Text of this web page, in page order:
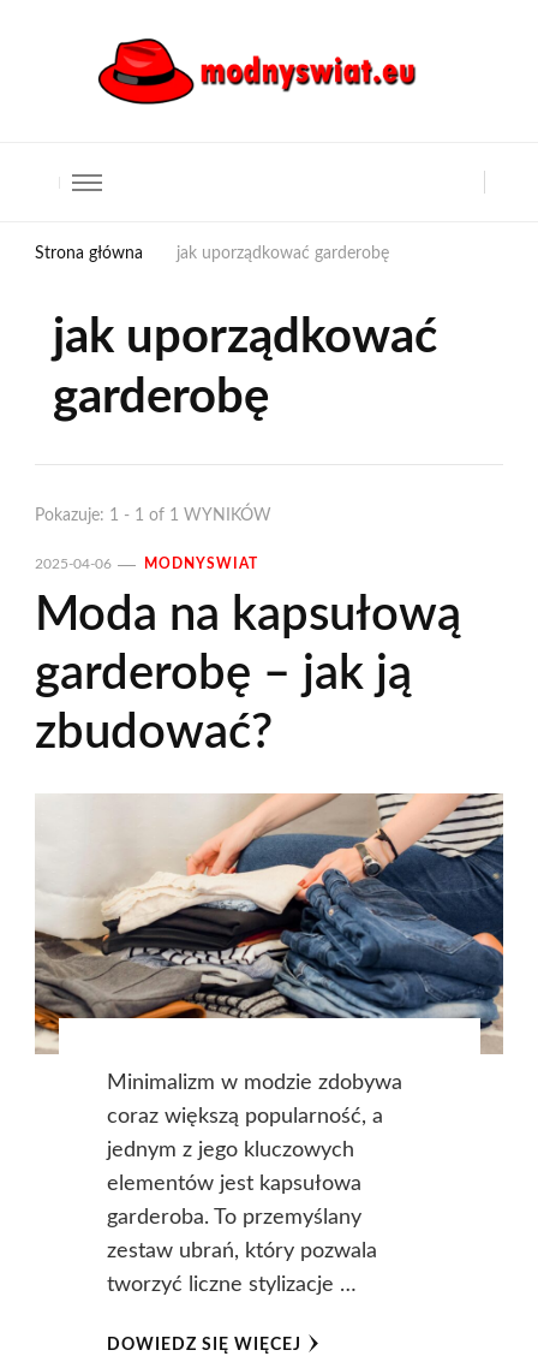
Strona główna jak uporządkować garderobę
jak uporządkować
garderobę
Pokazuje: 1 - 1 of 1 WYNIKÓW
2025-04-06 MODNYSWIAT
Moda na kapsułową
garderobę – jak ją
zbudować?
Minimalizm w modzie zdobywa
coraz większą popularność, a
jednym z jego kluczowych
elementów jest kapsułowa
garderoba. To przemyślany
zestaw ubrań, który pozwala
tworzyć liczne stylizacje …
DOWIEDZ SIĘ WIĘCEJ